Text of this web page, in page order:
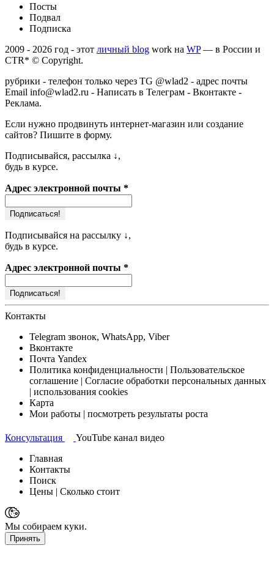
Посты
Подвал
Подписка
2009 - 2026 год - этот личный blog work на WP— в России и
CTR* © Copyright.
рубрики - телефон только через TG @wlad2 - адрес почты
Email info@wlad2.ru - Написать в Телеграм - Вконтакте -
Реклама.
Если нужно продвинуть интернет-магазин или создание
сайтов? Пишите в форму.
Подписывайся, рассылка ↓,
будь в курсе.
Адрес электронной почты *
Подписывайся на рассылку ↓,
будь в курсе.
Адрес электронной почты *
Контакты
Telegram звонок, WhatsApp, Viber
Вконтакте
Почта Yandex
Политика конфиденциальности | Пользовательское
соглашение | Согласие обработки персональных данных
| использования cookies
Карта
Мои работы | посмотреть результаты роста
Консультация YouTube канал видео
Главная
Контакты
Поиск
Цены | Сколько стоит
Мы собираем куки.
Принять